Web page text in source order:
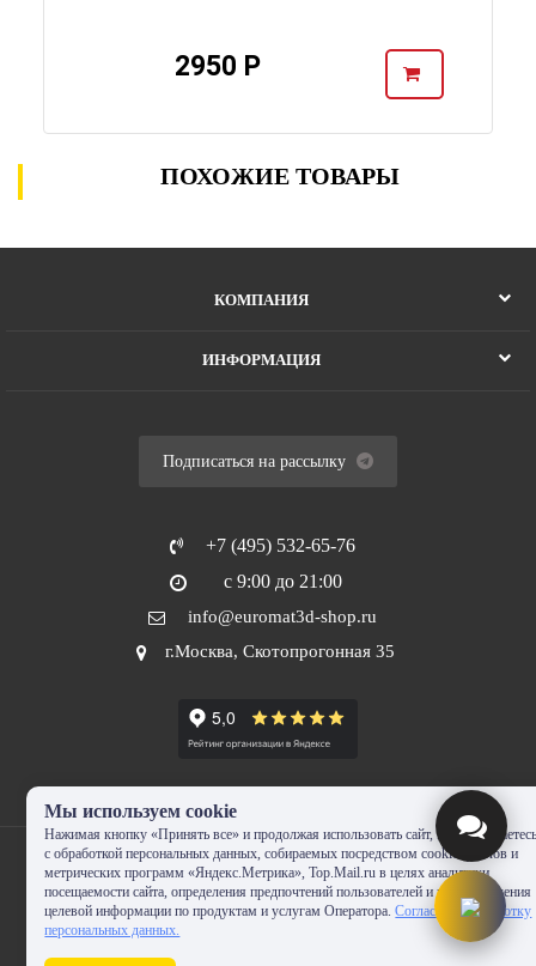
2950 Р
ПОХОЖИЕ ТОВАРЫ
КОМПАНИЯ
ИНФОРМАЦИЯ
Подписаться на рассылку
+7 (495) 532-65-76
с 9:00 до 21:00
info@euromat3d-shop.ru
г.Москва, Скотопрогонная 35
© 2010-2024 - EUROMAT|3D-SHOP.RU. Все права защищены. Копирование
Мы используем cookie
Нажимая кнопку «Принять все» и продолжая использовать сайт, Вы
с обработкой персональных данных, собираемых посредством cookie-файлов и
метрических программ «Яндекс.Метрика», Top.Mail.ru в целях аналитики
посещаемости сайта, определения предпочтений пользователей и предоставления
целевой информации по продуктам и услугам Оператора.Согласие на обработку
персональных данных.